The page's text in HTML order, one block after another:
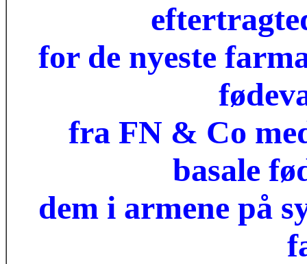
for de nyeste
fra FN & Co
basale
dem i armene på